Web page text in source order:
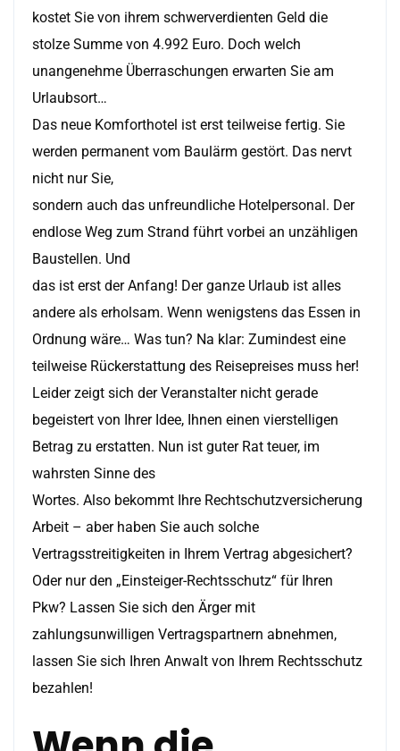
kostet Sie von ihrem schwerverdienten Geld die
stolze Summe von 4.992 Euro. Doch welch
unangenehme Überraschungen erwarten Sie am
Urlaubsort…
Das neue Komforthotel ist erst teilweise fertig. Sie
werden permanent vom Baulärm gestört. Das nervt
nicht nur Sie,
sondern auch das unfreundliche Hotelpersonal. Der
endlose Weg zum Strand führt vorbei an unzähligen
Baustellen. Und
das ist erst der Anfang! Der ganze Urlaub ist alles
andere als erholsam. Wenn wenigstens das Essen in
Ordnung wäre… Was tun? Na klar: Zumindest eine
teilweise Rückerstattung des Reisepreises muss her!
Leider zeigt sich der Veranstalter nicht gerade
begeistert von Ihrer Idee, Ihnen einen vierstelligen
Betrag zu erstatten. Nun ist guter Rat teuer, im
wahrsten Sinne des
Wortes. Also bekommt Ihre Rechtschutzversicherung
Arbeit – aber haben Sie auch solche
Vertragsstreitigkeiten in Ihrem Vertrag abgesichert?
Oder nur den „Einsteiger-Rechtsschutz“ für Ihren
Pkw? Lassen Sie sich den Ärger mit
zahlungsunwilligen Vertragspartnern abnehmen,
lassen Sie sich Ihren Anwalt von Ihrem Rechtsschutz
bezahlen!